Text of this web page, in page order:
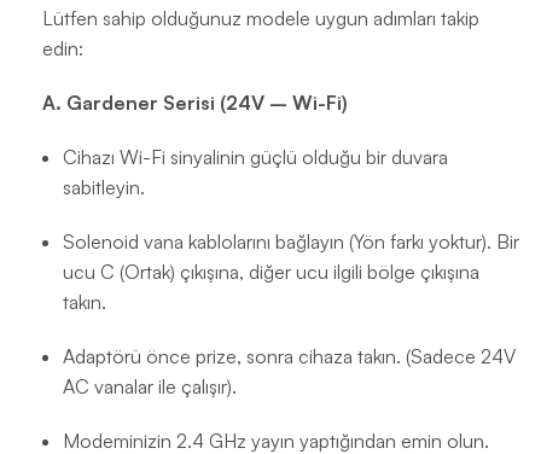
Lütfen sahip olduğunuz modele uygun adımları takip
edin:
A. Gardener Serisi (24V – Wi-Fi)
Cihazı Wi-Fi sinyalinin güçlü olduğu bir duvara
sabitleyin.
Solenoid vana kablolarını bağlayın (Yön farkı yoktur). Bir
ucu C (Ortak) çıkışına, diğer ucu ilgili bölge çıkışına
takın.
Adaptörü önce prize, sonra cihaza takın. (Sadece 24V
AC vanalar ile çalışır).
Modeminizin 2.4 GHz yayın yaptığından emin olun.